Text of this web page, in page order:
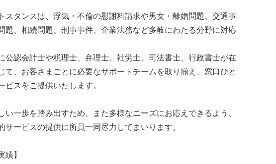
スタンスは、浮気・不倫の慰謝料請求や男女・離婚問題、交通事
題、相続問題、刑事事件、企業法務など多岐にわたる分野に対応
公認会計士や税理士、弁理士、社労士、司法書士、行政書士が在
て、お客さまごとに必要なサポートチームを取り揃え、窓口ひと
ビスをご提供いたします。
い一歩を踏み出すため、また多様なニーズにお応えできるよう、
サービスの提供に所員一同尽力してまいります。
績】